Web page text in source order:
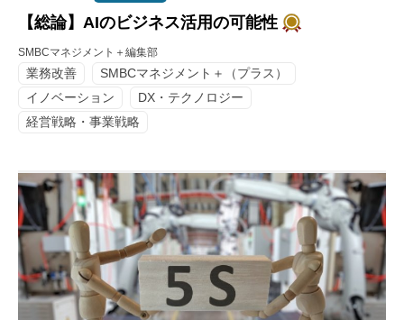
【総論】AIのビジネス活用の可能性
SMBCマネジメント＋編集部
業務改善
SMBCマネジメント＋（プラス）
イノベーション
DX・テクノロジー
経営戦略・事業戦略